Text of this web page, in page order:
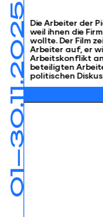
01—30.11.2025 Die Arbeiter der
weil ihnen die
wollte. Der Film
Arbeiter auf, er
Arbeitskonflikt
beteiligten
politischen